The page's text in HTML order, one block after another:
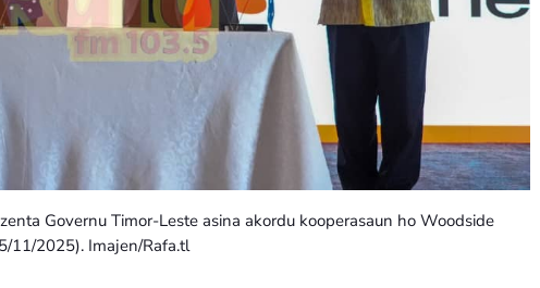
Governu Timor-Leste asina akordu kooperasaun ho Woodside
11/2025). Imajen/Rafa.tl